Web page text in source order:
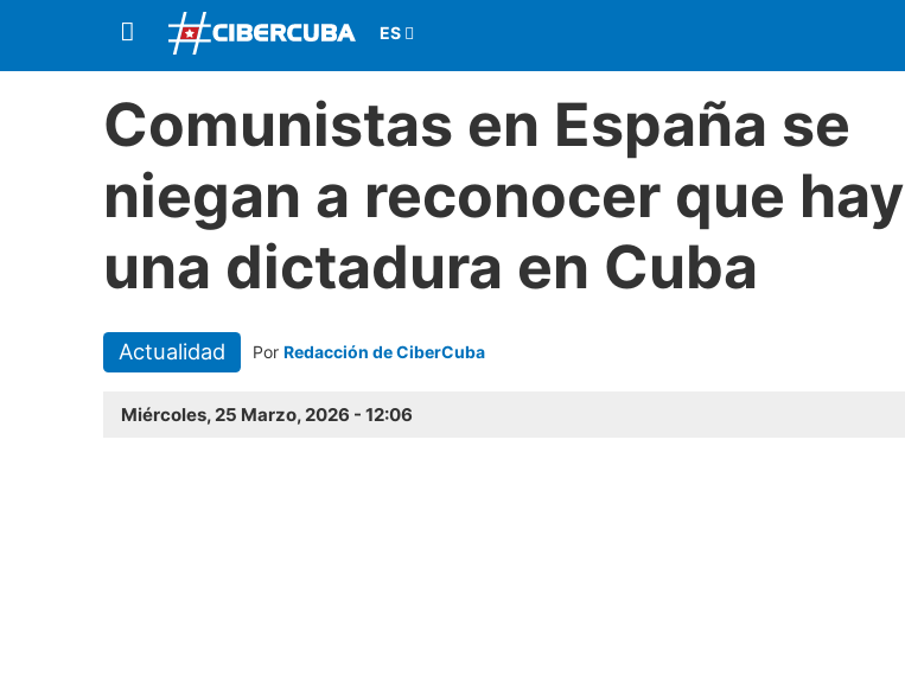
Comunistas en España se
niegan a reconocer que hay
una dictadura en Cuba
Actualidad Por Redacción de CiberCuba
Miércoles, 25 Marzo, 2026 - 12:06